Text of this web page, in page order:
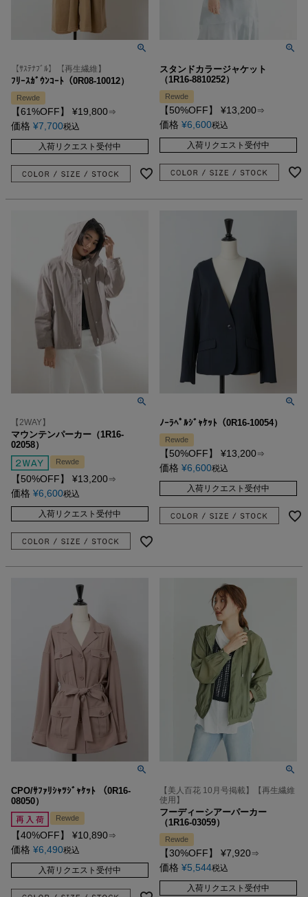
【ｻｽﾃﾅﾌﾞﾙ】【再生繊維】
ﾌﾘｰｽｶﾞｳﾝｺｰﾄ（0R08-10012）
Rewde
【61%OFF】 ¥19,800⇒
価格 ¥7,700税込
入荷リクエスト受付中
スタンドカラージャケット
（1R16-8810252）
Rewde
【50%OFF】 ¥13,200⇒
価格 ¥6,600税込
入荷リクエスト受付中
【2WAY】
マウンテンパーカー（1R16-
02058）
Rewde
【50%OFF】 ¥13,200⇒
価格 ¥6,600税込
入荷リクエスト受付中
ﾉｰﾗﾍﾟﾙｼﾞｬｹｯﾄ（0R16-10054）
Rewde
【50%OFF】 ¥13,200⇒
価格 ¥6,600税込
入荷リクエスト受付中
CPO/ｻﾌｧﾘｼｬﾂｼﾞｬｹｯﾄ （0R16-
08050）
Rewde
【40%OFF】 ¥10,890⇒
価格 ¥6,490税込
入荷リクエスト受付中
【美人百花 10月号掲載】【再生繊維
使用】
フーディーシアーパーカー
（1R16-03059）
Rewde
【30%OFF】 ¥7,920⇒
価格 ¥5,544税込
入荷リクエスト受付中